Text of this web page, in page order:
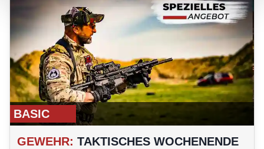
BASIC
GEWEHR: TAKTISCHES WOCHENENDE